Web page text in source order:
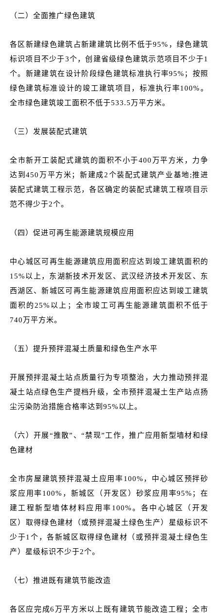
（二）全面推广绿色建筑
各区新建绿色建筑占新建建筑比例不低于95% ，绿色建筑
标识项目不少于3个，创建省级绿色建筑示范项目不少于1
个。新建建筑在设计阶段绿色建筑标准执行率95%；按照
绿色建筑标准设计的竣工建筑项目，标准执行率100%。
全市绿色建筑竣工面积不低于533.5万平方米。
（三）发展装配式建筑
全市新开工装配式建筑的面积不小于400万平方米 ，力争
达到450万平方米；新建成2个装配式建筑产业基地;推进
装配式建筑工程示范，各区确定的装配式建筑工程项目示
范不得少于2个。
（四）促进可再生能源建筑规模应用
中心城区可再生能源建筑应用面积应达到竣工建筑面积的
15%以上，东湖新技术开发区、武汉经济技术开发区、东
西湖区、新城区可再生能源建筑应用面积应达到竣工建筑
面积的25%以上；全市竣工可再生能源建筑面积不低于
740万平方米。
（五）提升预拌混凝土质量和绿色生产水平
开展预拌混凝土站点质量行为专项整治，大力推动预拌混
凝土站点绿色生产提档升级，全市预拌混凝土生产站点扬
尘污染防治措施合格率达到95%以上。
（六）开展“推散”、“禁现”工作，推广应用新型墙材和绿
色建材
全市房屋建筑预拌混凝土应用率100%，中心城区预拌砂
浆应用率100%，新城区（开发区）砂浆应用率95%；在
建工程新型墙体材料应用率100%。各中心城区（开发
区）取得绿色建材（或预拌混凝土绿色生产）星级标识不
少于1个，各新城区取得绿色建材（或预拌混凝土绿色生
产）星级标识不少于2个。
（七）推进既有建筑节能改造
各区应完成6万平方米以上既有建筑节能改造工程；全市